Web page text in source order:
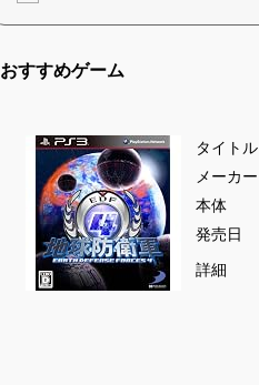
おすすめゲーム
タイトル
メーカー
本体
発売日
詳細